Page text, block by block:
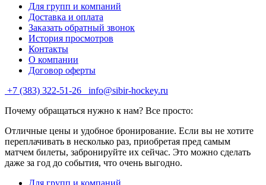
Для групп и компаний
Доставка и оплата
Заказать обратный звонок
История просмотров
Контакты
О компании
Договор оферты
+7 (383) 322-51-26
info@sibir-hockey.ru
Почему обращаться нужно к нам? Все просто:
Отличные цены и удобное бронирование. Если вы не хотите
переплачивать в несколько раз, приобретая пред самым
матчем билеты, забронируйте их сейчас. Это можно сделать
даже за год до события, что очень выгодно.
Для групп и компаний